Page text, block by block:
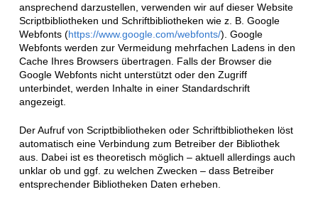
ansprechend darzustellen, verwenden wir auf dieser Website
Scriptbibliotheken und Schriftbibliotheken wie z. B. Google
Webfonts (https://www.google.com/webfonts/). Google
Webfonts werden zur Vermeidung mehrfachen Ladens in den
Cache Ihres Browsers übertragen. Falls der Browser die
Google Webfonts nicht unterstützt oder den Zugriff
unterbindet, werden Inhalte in einer Standardschrift
angezeigt.
Der Aufruf von Scriptbibliotheken oder Schriftbibliotheken löst
automatisch eine Verbindung zum Betreiber der Bibliothek
aus. Dabei ist es theoretisch möglich – aktuell allerdings auch
unklar ob und ggf. zu welchen Zwecken – dass Betreiber
entsprechender Bibliotheken Daten erheben.